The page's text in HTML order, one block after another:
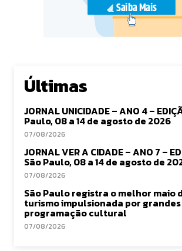
Últimas
JORNAL UNICIDADE – ANO 4 –
Paulo, 08 a 14 de agosto de 2026
07/08/2026
JORNAL VER A CIDADE – ANO 7 –
São Paulo, 08 a 14 de agosto de
07/08/2026
São Paulo registra o melhor maio
turismo impulsionada por
programação cultural
07/08/2026